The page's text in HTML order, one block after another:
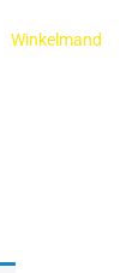
Winkelmand